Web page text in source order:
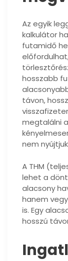
Az egyik
kalkulátor
futamidő
hosszabb
távon,
megtalálni
nem
A THM
lehet a
alacsony
hanem
is. Egy
hosszú